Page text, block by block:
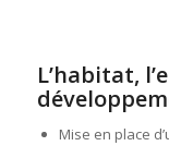
L’habitat,
Mise en place